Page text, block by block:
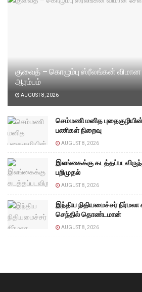
குவைத் – கொழும்பு ஸ்ரீலங்கன்
ஆரம்பம்
AUGUST 8, 2026
செம்மணி மனித
பணிகள் நிறைவு
AUGUST 8, 2026
இலங்கைக்கு
பறிமுதல்
AUGUST 8, 2026
இந்திய நிதியமைச்சர்
செந்தில் தொண்டமான்
AUGUST 8, 2026